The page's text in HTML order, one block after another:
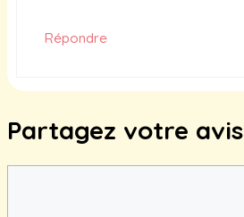
Répondre
Partagez votre avis